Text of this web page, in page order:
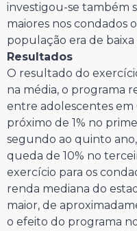
investigou-se também
maiores nos condados
população era de baixa
Resultados
O resultado do
na média, o programa
entre adolescentes em
próximo de 1% no
segundo ao quinto
queda de 10% no
exercício para os
renda mediana do
maior, de
o efeito do programa